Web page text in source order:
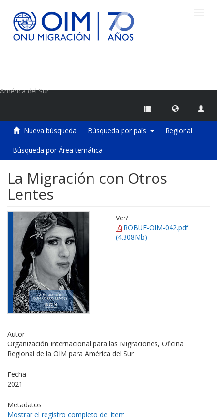
América del Sur
Nueva búsqueda Búsqueda por país Regional
Búsqueda por Área temática
La Migración con Otros
Lentes
Ver/
ROBUE-OIM-042.pdf
(4.308Mb)
Autor
Organización Internacional para las Migraciones, Oficina
Regional de la OIM para América del Sur
Fecha
2021
Metadatos
Mostrar el registro completo del ítem